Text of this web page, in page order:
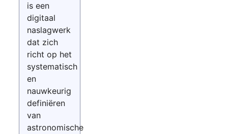
is een
digitaal
naslagwerk
dat zich
richt op het
systematisch
en
nauwkeurig
definiëren
van
astronomische